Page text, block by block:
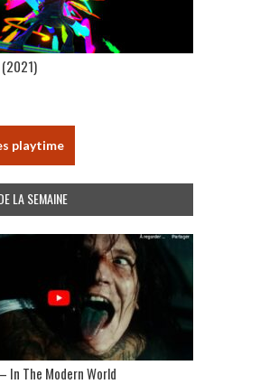
playtime
LA SEMAINE
In The Modern World